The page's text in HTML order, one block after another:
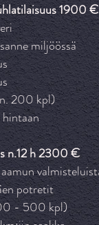
1900 €
miljöössä
200 kpl)
n.12 h 2300 €
potretit
- 500 kpl)